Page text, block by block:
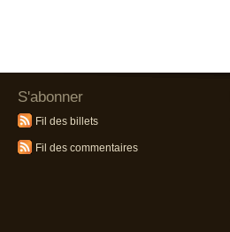
S'abonner
Fil des billets
Fil des commentaires